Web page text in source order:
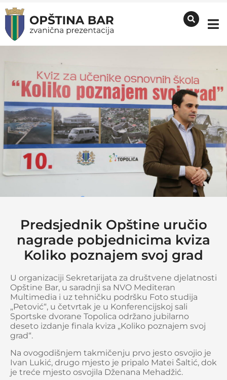
Predsjednik Opštine uručio
nagrade pobjednicima kviza
Koliko poznajem svoj grad
U organizaciji Sekretarijata za društvene djelatnosti
Opštine Bar, u saradnji sa NVO Mediteran
Multimedia i uz tehničku podršku Foto studija
„Petović“, u četvrtak je u Konferencijskoj sali
Sportske dvorane Topolica održano jubilarno
deseto izdanje finala kviza „Koliko poznajem svoj
grad“.
Na ovogodišnjem takmičenju prvo jesto osvojio je
Ivan Lukić, drugo mjesto je pripalo Matei Šaltić, dok
je treće mjesto osvojila Dženana Mehadžić.